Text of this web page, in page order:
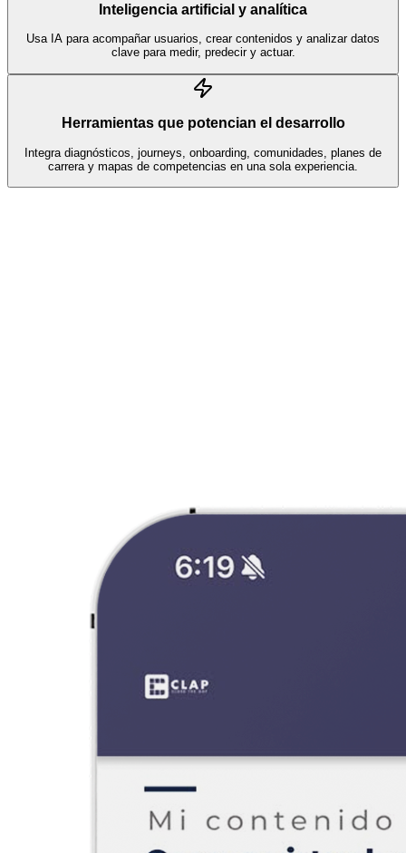
Inteligencia artificial y analítica
Usa IA para acompañar usuarios, crear contenidos y analizar datos
clave para medir, predecir y actuar.
Herramientas que potencian el desarrollo
Integra diagnósticos, journeys, onboarding, comunidades, planes de
carrera y mapas de competencias en una sola experiencia.